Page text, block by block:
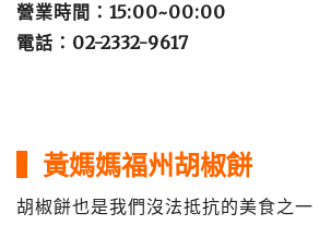
營業時間：15:00~00:00
電話：02-2332-9617
▍黃媽媽福州胡椒餅
胡椒餅也是我們沒法抵抗的美食之